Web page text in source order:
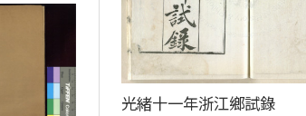
光緒十一年浙江鄉試錄